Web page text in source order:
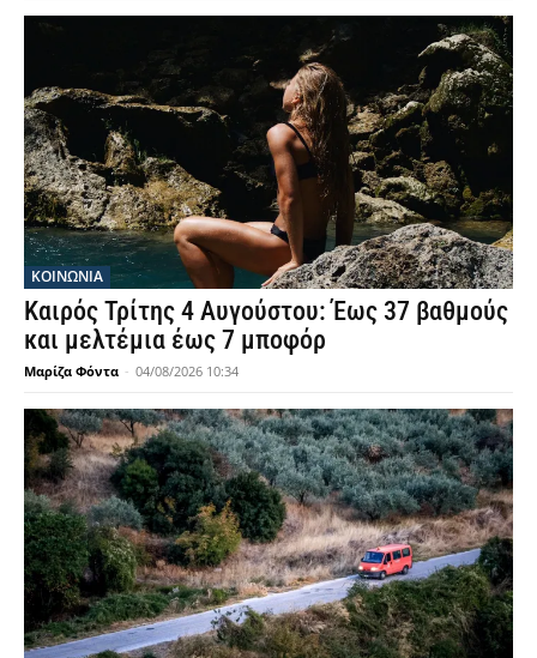
ΚΟΙΝΩΝΙΑ
Καιρός Τρίτης 4 Αυγούστου: Έως 37 βαθμούς
και μελτέμια έως 7 μποφόρ
Μαρίζα Φόντα - 04/08/2026 10:34